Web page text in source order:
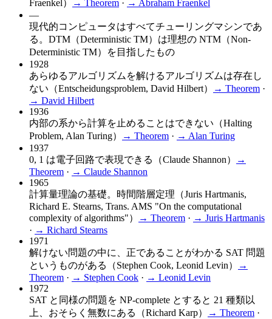
Fraenkel） → Theorem · → Abraham Fraenkel
—
現代的コンピュータはすべてチューリングマシンであ
る。DTM（Deterministic TM）は理想の NTM（Non-
Deterministic TM）を目指したもの
1928
あらゆるアルゴリズムを解けるアルゴリズムは存在し
ない（Entscheidungsproblem, David Hilbert）
→ Theorem ·
→ David Hilbert
1936
内部の系から計算を止めることはできない（Halting
Problem, Alan Turing）
→ Theorem · → Alan Turing
1937
0, 1 は電子回路で表現できる（Claude Shannon）
→
Theorem · → Claude Shannon
1965
計算量理論の基礎。時間階層定理（Juris Hartmanis,
Richard E. Stearns, Trans. AMS "On the computational
complexity of algorithms"）
→ Theorem · → Juris Hartmanis
· → Richard Stearns
1971
解けない問題の中に、正であることがわかる SAT 問題
というものがある（Stephen Cook, Leonid Levin）
→
Theorem · → Stephen Cook · → Leonid Levin
1972
SAT と同様の問題を NP-complete とすると 21 種類以
上、おそらく無数にある（Richard Karp）
→ Theorem ·